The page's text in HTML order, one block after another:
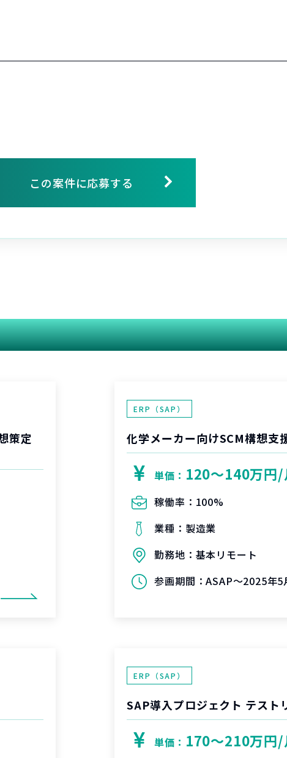
この案件に応募する
関連する案件
策定
ERP（SAP）
化学メーカー向けSCM構想支
単価： 120〜140万円/
稼働率： 100%
業種： 製造業
勤務地： 基本リモート
参画期間：ASAP～2025年5
ERP（SAP）
SAP導入プロジェクト テスト
単価： 170〜210万円/